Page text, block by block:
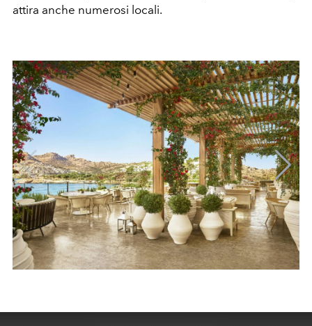
attira anche numerosi locali.